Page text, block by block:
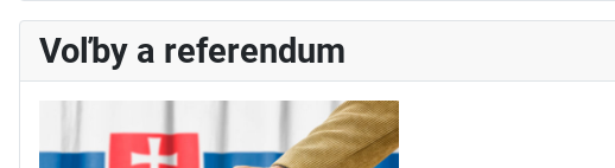
Voľby a referendum